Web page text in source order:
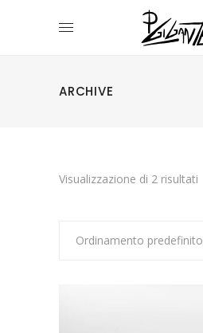
ARCHIVE
Visualizzazione di 2 risultati
Ordinamento predefinito